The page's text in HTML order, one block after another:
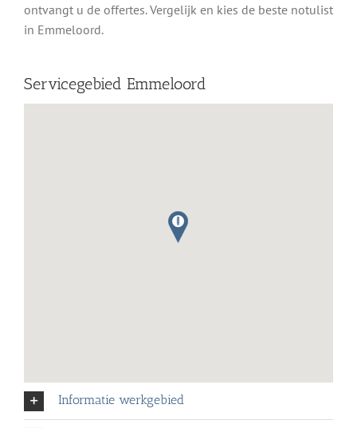
ontvangt u de offertes. Vergelijk en kies de beste notulist
in Emmeloord.
Servicegebied Emmeloord
Informatie werkgebied